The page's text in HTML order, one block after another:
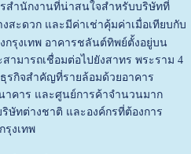
สำนักงานที่น่าสนใจสำหรับบริษัทที่
งสะดวก และมีค่าเช่าคุ้มค่าเมื่อเทียบกับ
กรุงเทพ อาคารชลันต์ทิพย์ตั้งอยู่บน
มารถเชื่อมต่อไปยังสาทร พระราม 4
รกิจสำคัญที่รายล้อมด้วยอาคาร
าคาร และศูนย์การค้าจำนวนมาก
ษัทต่างชาติ และองค์กรที่ต้องการ
งเทพ